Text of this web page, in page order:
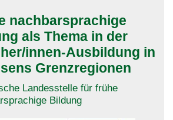
nachbarsprachige
als Thema in der
innen-Ausbildung in
Grenzregionen
Landesstelle für frühe
Bildung